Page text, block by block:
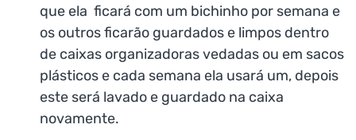
que ela ficará com um bichinho por semana e
os outros ficarão guardados e limpos dentro
de caixas organizadoras vedadas ou em sacos
plásticos e cada semana ela usará um, depois
este será lavado e guardado na caixa
novamente.